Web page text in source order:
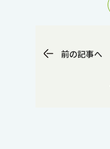
前の記事へ